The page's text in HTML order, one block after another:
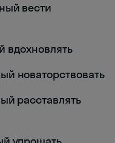
вести
вдохновлять
новаторствовать
расставлять